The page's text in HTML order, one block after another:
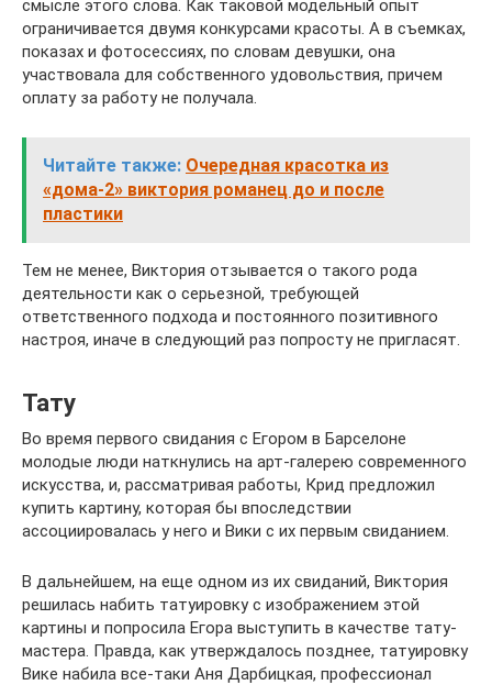
смысле этого слова. Как таковой модельный опыт
ограничивается двумя конкурсами красоты. А в съемках,
показах и фотосессиях, по словам девушки, она
участвовала для собственного удовольствия, причем
оплату за работу не получала.
Читайте также: Очередная красотка из
«дома-2» виктория романец до и после
пластики
Тем не менее, Виктория отзывается о такого рода
деятельности как о серьезной, требующей
ответственного подхода и постоянного позитивного
настроя, иначе в следующий раз попросту не пригласят.
Тату
Во время первого свидания с Егором в Барселоне
молодые люди наткнулись на арт-галерею современного
искусства, и, рассматривая работы, Крид предложил
купить картину, которая бы впоследствии
ассоциировалась у него и Вики с их первым свиданием.
В дальнейшем, на еще одном из их свиданий, Виктория
решилась набить татуировку с изображением этой
картины и попросила Егора выступить в качестве тату-
мастера. Правда, как утверждалось позднее, татуировку
Вике набила все-таки Аня Дарбицкая, профессионал